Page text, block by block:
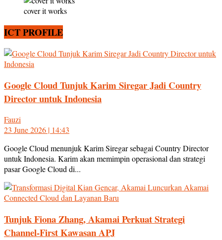
cover it works
ICT PROFILE
Google Cloud Tunjuk Karim Siregar Jadi Country
Director untuk Indonesia
Fauzi
23 June 2026 | 14:43
Google Cloud menunjuk Karim Siregar sebagai Country Director
untuk Indonesia. Karim akan memimpin operasional dan strategi
pasar Google Cloud di...
Tunjuk Fiona Zhang, Akamai Perkuat Strategi
Channel-First Kawasan APJ